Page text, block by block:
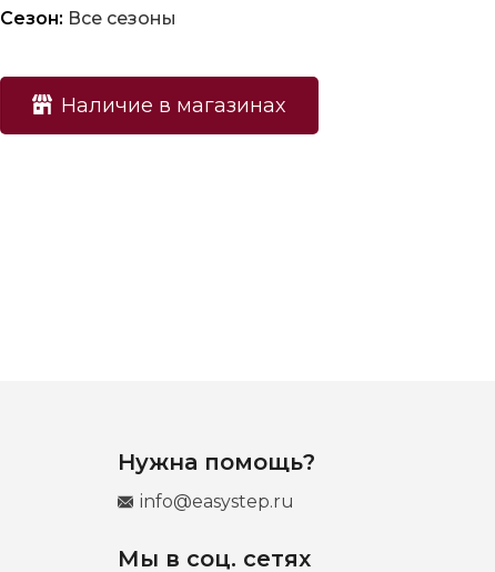
Сезон: Все сезоны
Наличие в магазинах
Нужна помощь?
info@easystep.ru
Мы в соц. сетях